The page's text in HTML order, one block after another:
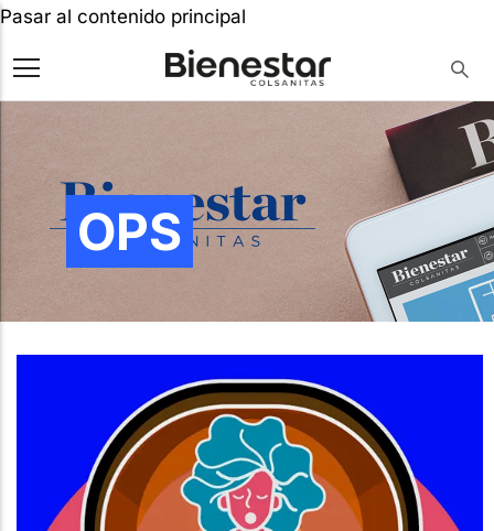
Pasar al contenido principal
OPS